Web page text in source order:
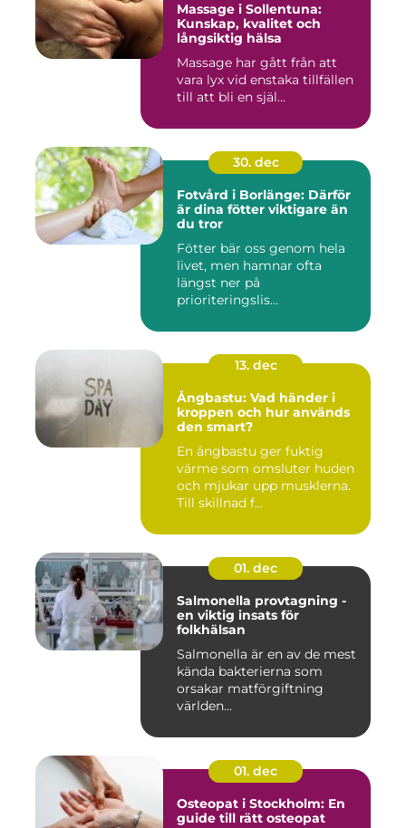
Massage i Sollentuna:
Kunskap, kvalitet och
långsiktig hälsa
Massage har gått från att
vara lyx vid enstaka tillfällen
till att bli en själ...
30. dec
Fotvård i Borlänge: Därför
är dina fötter viktigare än
du tror
Fötter bär oss genom hela
livet, men hamnar ofta
längst ner på
prioriteringslis...
13. dec
Ångbastu: Vad händer i
kroppen och hur används
den smart?
En ångbastu ger fuktig
värme som omsluter huden
och mjukar upp musklerna.
Till skillnad f...
01. dec
Salmonella provtagning -
en viktig insats för
folkhälsan
Salmonella är en av de mest
kända bakterierna som
orsakar matförgiftning
världen...
01. dec
Osteopat i Stockholm: En
guide till rätt osteopat